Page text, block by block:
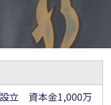
立 資本金1,000万